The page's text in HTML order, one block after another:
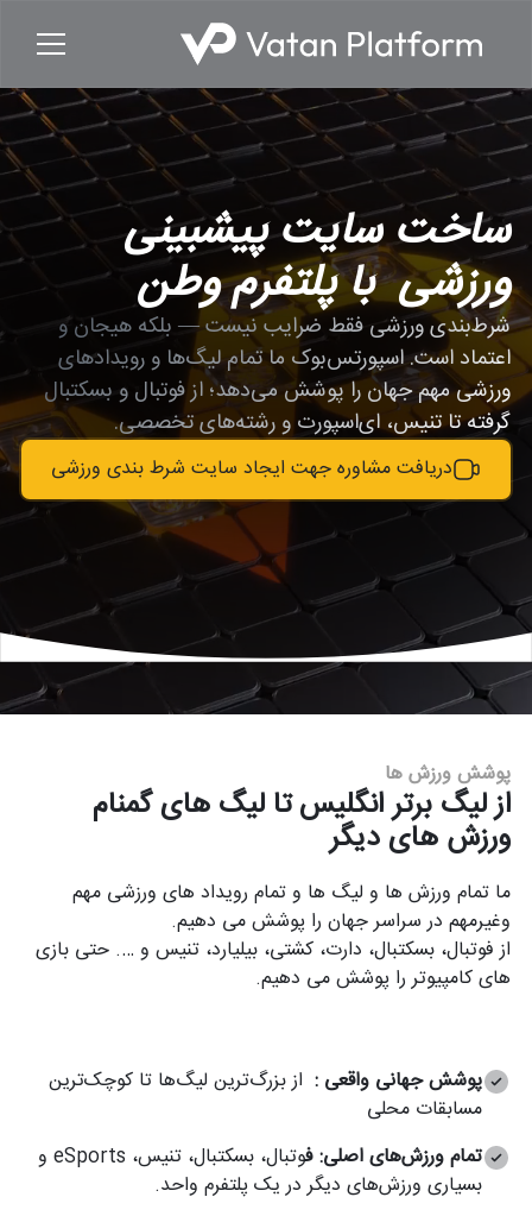
ساخت سایت پیشبینی
ورزشیبا پلتفرم وطن
شرط‌بندی ورزشی فقط ضرایب نیست — بلکه هیجان و
اعتماد است. اسپورتس‌بوک ما تمام لیگ‌ها و رویدادهای
ورزشی مهم جهان را پوشش می‌دهد؛ از فوتبال و بسکتبال
گرفته تا تنیس، ای‌اسپورت و رشته‌های تخصصی.
دریافت مشاوره جهت ایجاد سایت شرط بندی ورزشی
پوشش ورزش ها
از لیگ برتر انگلیس تا لیگ های گمنام
ورزش های دیگر
ما تمام ورزش ها و لیگ ها و تمام رویداد های ورزشی مهم
وغیرمهم در سراسر جهان را پوشش می دهیم.
از فوتبال، بسکتبال، دارت، کشتی، بیلیارد، تنیس و …. حتی بازی
های کامپیوتر را پوشش می دهیم.
پوشش جهانی واقعی : از بزرگ‌ترین لیگ‌ها تا کوچک‌ترین
مسابقات محلی
تمام ورزش‌های اصلی: ف
وتبال، بسکتبال، تنیس، eSports و
بسیاری ورزش‌های دیگر در یک پلتفرم واحد.